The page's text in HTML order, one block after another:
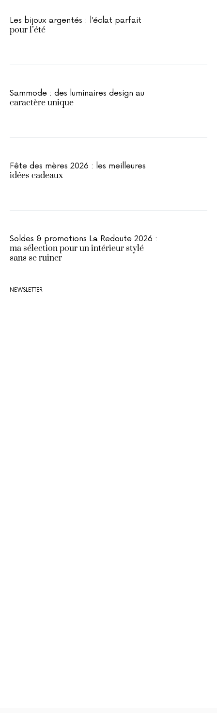
Les bijoux argentés : l’éclat parfait
pour l’été
Sammode : des luminaires design au
caractère unique
Fête des mères 2026 : les meilleures
idées cadeaux
Soldes & promotions La Redoute 2026 :
ma sélection pour un intérieur stylé
sans se ruiner
NEWSLETTER